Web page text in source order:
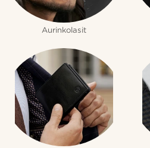
Aurinkolasit